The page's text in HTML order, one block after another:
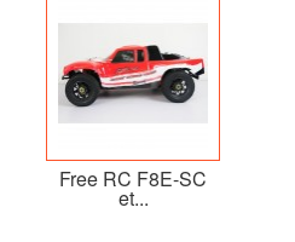
Free RC F8E-SC
et...